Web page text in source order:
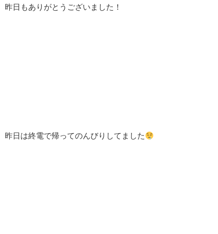
昨日もありがとうございました！
昨日は終電で帰ってのんびりしてました